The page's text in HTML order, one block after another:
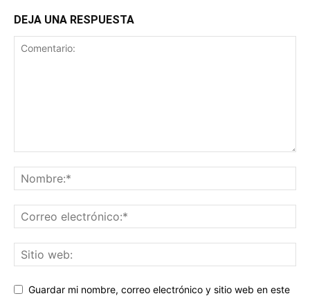
DEJA UNA RESPUESTA
Guardar mi nombre, correo electrónico y sitio web en este